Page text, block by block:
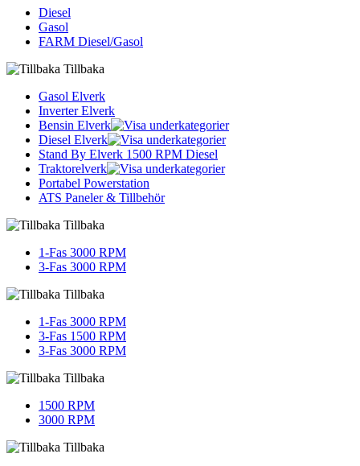
Diesel
Gasol
FARM Diesel/Gasol
Tillbaka
Gasol Elverk
Inverter Elverk
Bensin Elverk
Diesel Elverk
Stand By Elverk 1500 RPM Diesel
Traktorelverk
Portabel Powerstation
ATS Paneler & Tillbehör
Tillbaka
1-Fas 3000 RPM
3-Fas 3000 RPM
Tillbaka
1-Fas 3000 RPM
3-Fas 1500 RPM
3-Fas 3000 RPM
Tillbaka
1500 RPM
3000 RPM
Tillbaka